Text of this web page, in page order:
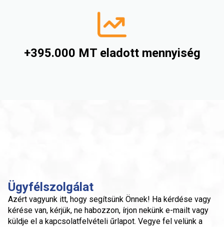
+395.000 MT eladott mennyiség
Ügyfélszolgálat
Azért vagyunk itt, hogy segítsünk Önnek! Ha kérdése vagy
kérése van, kérjük, ne habozzon, írjon nekünk e-mailt vagy
küldje el a kapcsolatfelvételi űrlapot. Vegye fel velünk a